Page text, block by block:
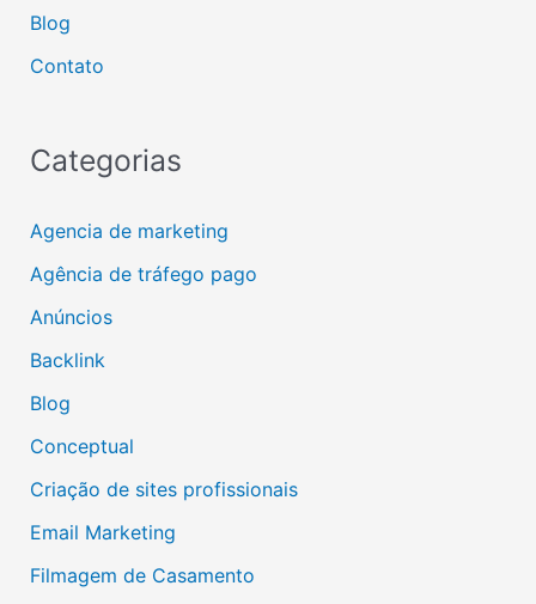
Blog
Contato
Categorias
Agencia de marketing
Agência de tráfego pago
Anúncios
Backlink
Blog
Conceptual
Criação de sites profissionais
Email Marketing
Filmagem de Casamento